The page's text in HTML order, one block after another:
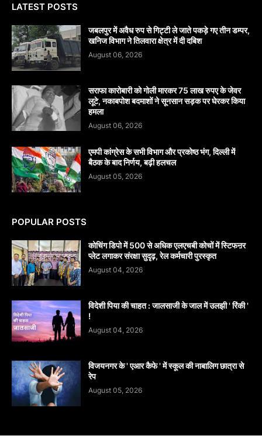
LATEST POSTS
जबलपुर में अवैध रुप से गिट्टी ले जाते पकड़े गए तीन डम्पर,
खनिज विभाग ने तिलवारा क्षेत्र में दी दबिश
August 06, 2026
सराफा कारोबारी को गोली मारकर 75 लाख रुपए के जेवर
लूटे, नकाबपोश बदमाशों ने सूनसान सड़क पर घेरकर किया
हमला
August 06, 2026
एमपी कांग्रेस के सभी विभाग और प्रकोष्ठ भंग, दिल्ली में
बैठक के बाद निर्णय, बढ़ी हलचल
August 05, 2026
POPULAR POSTS
कोचिंग डिपो में 500 से अधिक एलएचबी कोचों में स्टिफऩर
प्लेट लगाकर संरक्षा सुदृढ़, रेल कर्मचारी पुरस्कृत
August 04, 2026
विदेशी पिया की चाहत : जालसाजी के जाल में उलझी ' रिंकी '
!
August 04, 2026
विजयनगर के ' एआर कैफे ' में स्कूल की नाबालिग छात्रा से
रेप
August 05, 2026